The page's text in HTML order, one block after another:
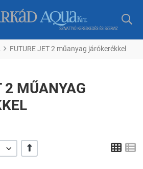
FUTURE JET 2 műanyag járókerékkel
2 MŰANYAG
+/-